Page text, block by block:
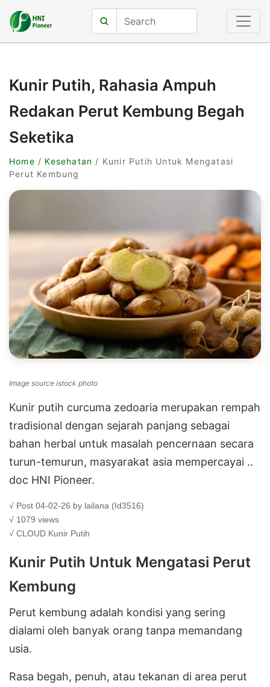
Kunir Putih, Rahasia Ampuh
Redakan Perut Kembung Begah
Seketika
Home / Kesehatan / Kunir Putih Untuk Mengatasi
Perut Kembung
Image source istock photo
Kunir putih curcuma zedoaria merupakan rempah
tradisional dengan sejarah panjang sebagai
bahan herbal untuk masalah pencernaan secara
turun-temurun, masyarakat asia mempercayai ..
doc HNI Pioneer.
√ Post 04-02-26 by lailana (Id3516)
√ 1079 views
√ CLOUD Kunir Putih
Kunir Putih Untuk Mengatasi Perut
Kembung
Perut kembung adalah kondisi yang sering
dialami oleh banyak orang tanpa memandang
usia.
Rasa begah, penuh, atau tekanan di area perut